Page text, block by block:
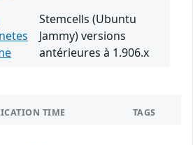
Stemcells (Ubuntu
Jammy) versions
antérieures à 1.906.x
TIME TAGS